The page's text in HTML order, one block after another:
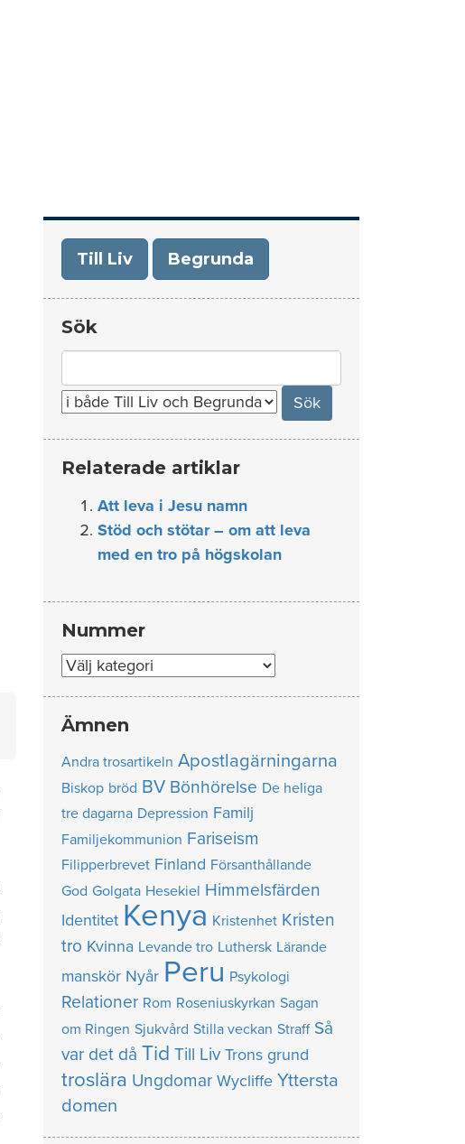
Till Liv Begrunda
Sök
for:
Relaterade artiklar
Att leva i Jesu namn
Stöd och stötar – om att leva
med en tro på högskolan
Nummer
Nummer
Ämnen
Andra trosartikeln Apostlagärningarna
Biskop bröd BV Bönhörelse De heliga
tre dagarna Depression Familj
Familjekommunion Fariseism
Filipperbrevet Finland Försanthållande
God Golgata Hesekiel Himmelsfärden
Identitet Kenya Kristenhet Kristen
tro Kvinna Levande tro Luthersk Lärande
manskör Nyår Peru Psykologi
Relationer Rom Roseniuskyrkan Sagan
om Ringen Sjukvård Stilla veckan Straff Så
var det då Tid Till Liv Trons grund
troslära Ungdomar Wycliffe Yttersta
domen